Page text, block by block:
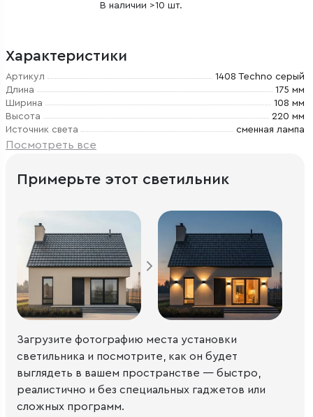
В наличии >10 шт.
Характеристики
Артикул
1408 Techno cерый
Длина
175 мм
Ширина
108 мм
Высота
220 мм
Источник света
сменная лампа
Посмотреть все
Примерьте этот светильник
Загрузите фотографию места установки
светильника и посмотрите, как он будет
выглядеть в вашем пространстве — быстро,
реалистично и без специальных гаджетов или
сложных программ.